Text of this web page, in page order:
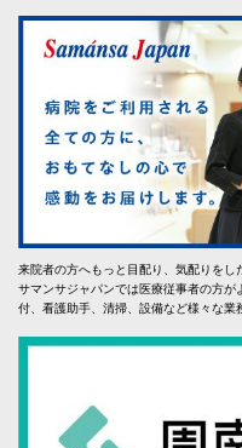
来院者の方へもっと目配り、気配りをし
サマンサジャパンでは医療従事者の方
付、看護助手、清掃、設備など様々な業